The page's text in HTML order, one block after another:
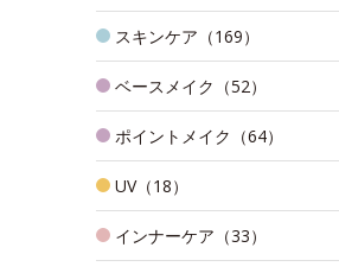
スキンケア（169）
ベースメイク（52）
ポイントメイク（64）
UV（18）
インナーケア（33）